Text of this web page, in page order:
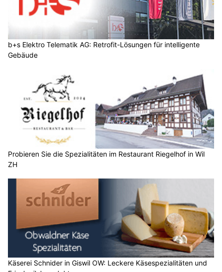
b+s Elektro Telematik AG: Retrofit-Lösungen für intelligente
Gebäude
Probieren Sie die Spezialitäten im Restaurant Riegelhof in Wil
ZH
Käserei Schnider in Giswil OW: Leckere Käsespezialitäten und